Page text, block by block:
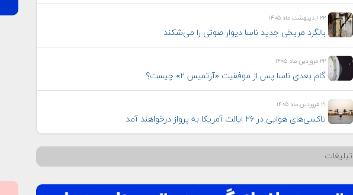
۲۲ اردیبهشت ماه ۱۴۰۵
بالگرد مریخی جدید ناسا دیوار صوتی را می‌شکند
۲۲ فروردین ماه ۱۴۰۵
گام بعدی ناسا پس از موفقیت «آرتمیس ۲» چیست؟
۲۱ فروردین ماه ۱۴۰۵
تاکسی‌های هوایی در ۲۶ ایالت آمریکا به پرواز درخواهند آمد
تبلیغات